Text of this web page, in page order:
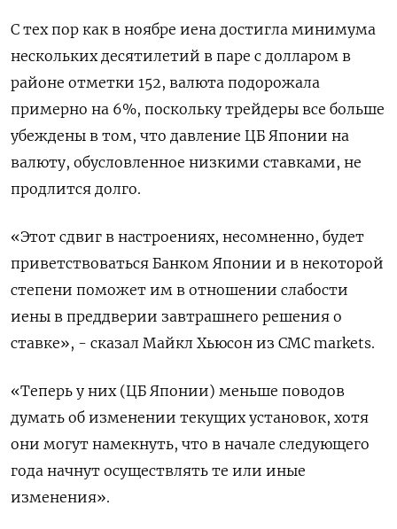
С тех пор как в ноябре иена достигла минимума
нескольких десятилетий в паре с долларом в
районе отметки 152, валюта подорожала
примерно на 6%, поскольку трейдеры все больше
убеждены в том, что давление ЦБ Японии на
валюту, обусловленное низкими ставками, не
продлится долго.
«Этот сдвиг в настроениях, несомненно, будет
приветствоваться Банком Японии и в некоторой
степени поможет им в отношении слабости
иены в преддверии завтрашнего решения о
ставке», - сказал Майкл Хьюсон из CMC markets.
«Теперь у них (ЦБ Японии) меньше поводов
думать об изменении текущих установок, хотя
они могут намекнуть, что в начале следующего
года начнут осуществлять те или иные
изменения».